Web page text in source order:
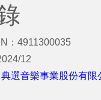
：4911300035
12
典選音樂事業股份有限